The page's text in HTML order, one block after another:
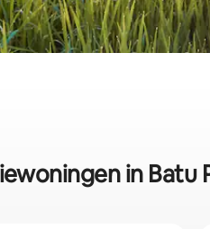
in Batu